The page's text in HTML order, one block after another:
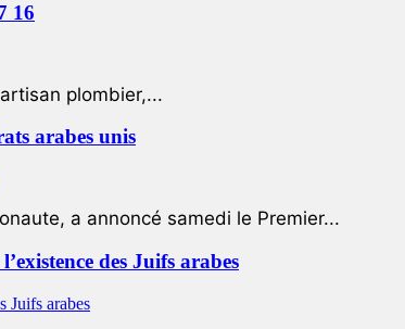
16
plombier,...
arabes unis
a annoncé samedi le Premier...
des Juifs arabes